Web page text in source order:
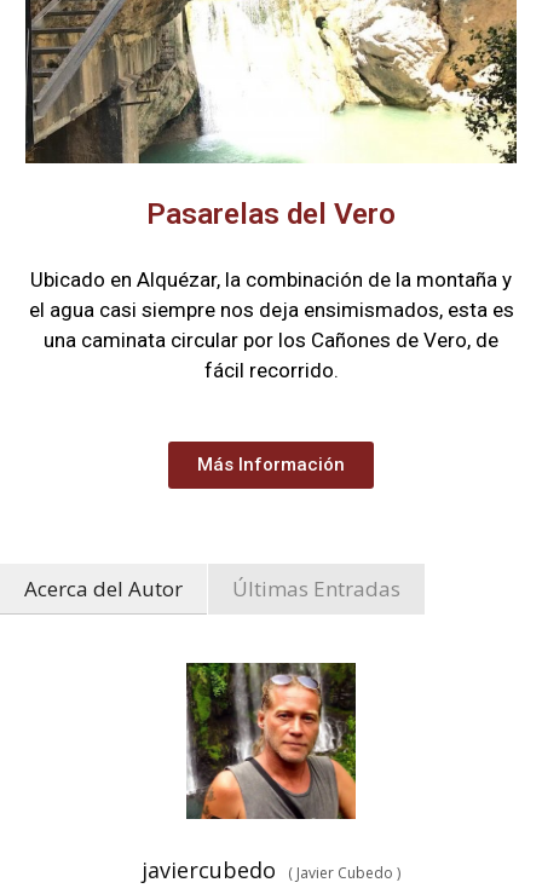
Pasarelas del Vero
Ubicado en Alquézar, la combinación de la montaña y
el agua casi siempre nos deja ensimismados, esta es
una caminata circular por los Cañones de Vero, de
fácil recorrido.
Más Información
Acerca del Autor Últimas Entradas
javiercubedo ( Javier Cubedo )